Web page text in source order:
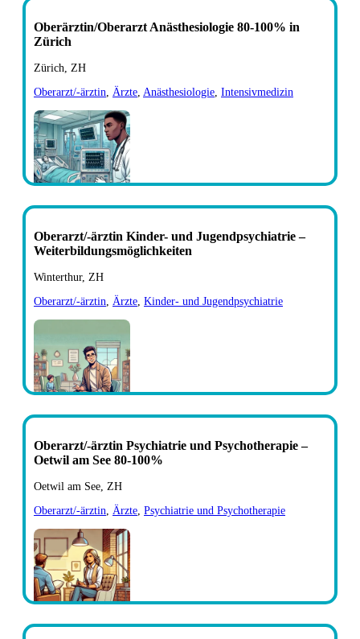
Oberärztin/Oberarzt Anästhesiologie 80-100% in
Zürich
Zürich, ZH
Oberarzt/-ärztin
Ärzte Anästhesiologie Intensivmedizin
Oberarzt/-ärztin Kinder- und Jugendpsychiatrie –
Weiterbildungsmöglichkeiten
Winterthur, ZH
Oberarzt/-ärztin
Ärzte Kinder- und Jugendpsychiatrie
Oberarzt/-ärztin Psychiatrie und Psychotherapie –
Oetwil am See 80-100%
Oetwil am See, ZH
Oberarzt/-ärztin
Ärzte Psychiatrie und Psychotherapie